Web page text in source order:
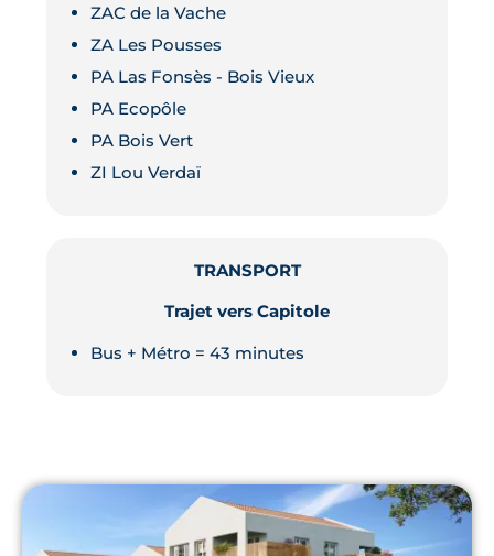
ZAC de la Vache
ZA Les Pousses
PA Las Fonsès - Bois Vieux
PA Ecopôle
PA Bois Vert
ZI Lou Verdaï
TRANSPORT
Trajet vers Capitole
Bus + Métro = 43 minutes